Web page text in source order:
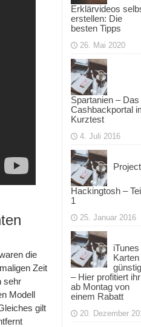
die
Zeit
sehr
Modell
gilt
Erklärvideos
erstellen: Die
besten Tipps
26. Mai 2020
Spartanien – Das
Cashbackportal
Kurztest
4. Juli 2016
Project
Hackingtosh –
1
25. Januar 2016
iTunes
Karten
– Hier profitiert ihr
ab Montag von
einem Rabatt
20. Dezember